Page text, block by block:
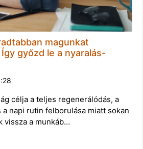
magunkat
győzd le a nyaralás-
célja a teljes regenerálódás, a
napi rutin felborulása miatt sokan
vissza a munkáb…